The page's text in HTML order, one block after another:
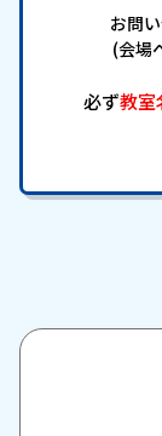
お問
(会場
必ず教室